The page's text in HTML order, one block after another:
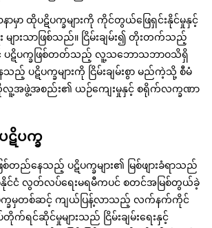
မှာ ထိုပဋိပက္ခများကို ကိုင်တွယ်ဖြေရှင်းနိုင်မှုနှင့်
ားသာဖြစ်သည်။ ငြိမ်းချမ်း၍ တိုးတက်သည့်
ပဋိပက္ခဖြစ်တတ်သည့် လူ့သဘောသဘာဝသိရှိ
ပဋိပက္ခများကို ငြိမ်းချမ်းစွာ မည်ကဲ့သို့ စီမံ
ဖွဲ့အစည်း၏ ယဉ်ကျေးမှုနှင့် စရိုက်လက္ခဏာ
ဋိပက္ခ
စ်တည်နေသည့် ပဋိပက္ခများ၏ မြစ်ဖျားခံရာသည်
နိုင်ငံ လွတ်လပ်ရေးမရမီကပင် စတင်အမြစ်တွယ်ခဲ့
ပက္ခမှတစ်ဆင့် ကျယ်ပြန့်လာသည့် လက်နက်ကိုင်
ရင်ဆိုင်မှုများသည် ငြိမ်းချမ်းရေးနှင့်